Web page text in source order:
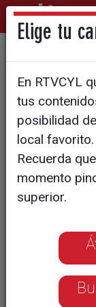
La
Elige tu
En RTVCYL
tus
posibilidad
local favorito.
Recuerda
momento
superior.